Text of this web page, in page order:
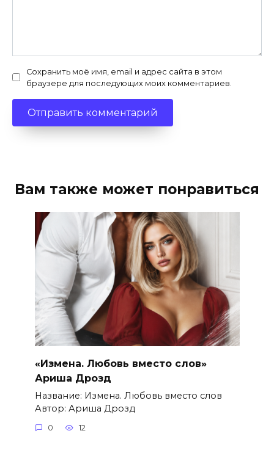
Сохранить моё имя, email и адрес сайта в этом
браузере для последующих моих комментариев.
Вам также может понравиться
«Измена. Любовь вместо слов»
Ариша Дрозд
Название: Измена. Любовь вместо слов
Автор: Ариша Дрозд
0 12